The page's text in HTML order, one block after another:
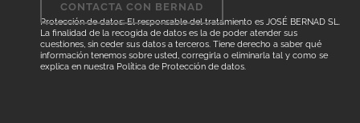
Protección de datos: El responsable del tratamiento es JOSÉ BERNAD SL.
La finalidad de la recogida de datos es la de poder atender sus
cuestiones, sin ceder sus datos a terceros. Tiene derecho a saber qué
información tenemos sobre usted, corregirla o eliminarla tal y como se
explica en nuestra Política de Protección de datos